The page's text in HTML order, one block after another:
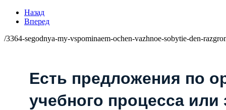
Назад
Вперед
/3364-segodnya-my-vspominaem-ochen-vazhnoe-sobytie-den-
Есть предложения по
учебного процесса или